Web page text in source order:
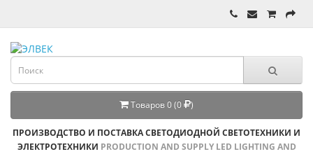
Товаров 0 (0 )
ПРОИЗВОДСТВО И ПОСТАВКА СВЕТОДИОДНОЙ СВЕТОТЕХНИКИ И
ЭЛЕКТРОТЕХНИКИ PRODUCTION AND SUPPLY LED LIGHTING AND